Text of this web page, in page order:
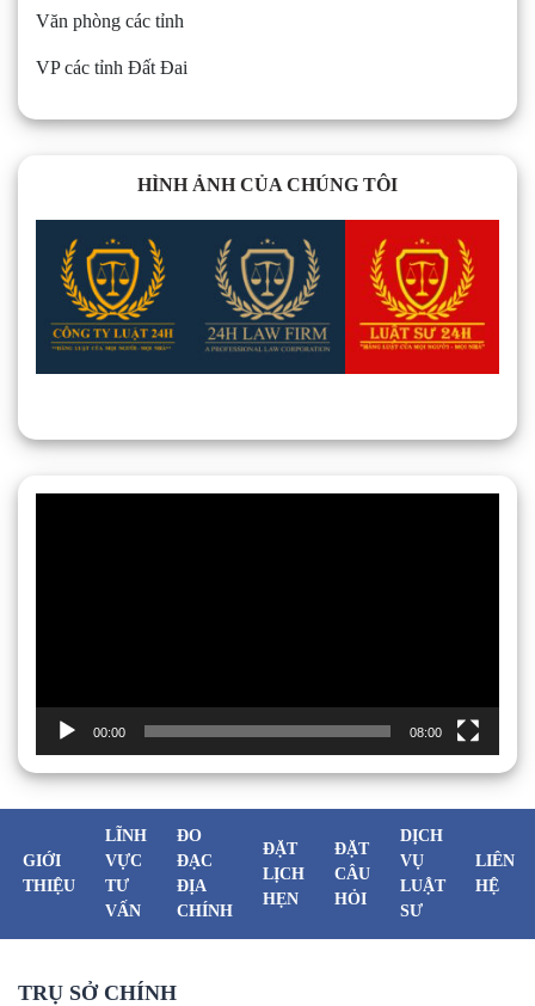
Văn phòng các tỉnh
VP các tỉnh Đất Đai
HÌNH ẢNH CỦA CHÚNG TÔI
00:00 08:00
GIỚI
THIỆU
LĨNH
VỰC
TƯ
VẤN
ĐO
ĐẠC
ĐỊA
CHÍNH
ĐẶT
LỊCH
HẸN
ĐẶT
CÂU
HỎI
DỊCH
VỤ
LUẬT
SƯ
LIÊN
HỆ
TRỤ SỞ CHÍNH